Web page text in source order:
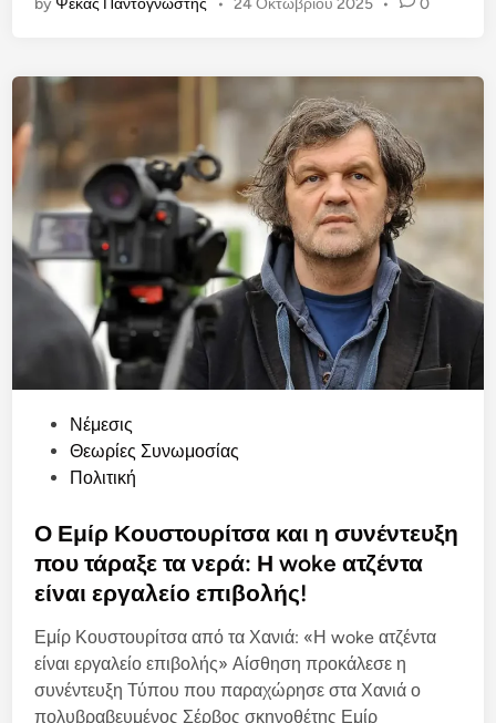
e
d
Νέμεσις
Θεωρίες Συνωμοσίας
Πολιτική
Ο Εμίρ Κουστουρίτσα και η συνέντευξη
που τάραξε τα νερά: Η woke ατζέντα
είναι εργαλείο επιβολής!
Εμίρ Κουστουρίτσα από τα Χανιά: «Η woke ατζέντα
είναι εργαλείο επιβολής» Αίσθηση προκάλεσε η
συνέντευξη Τύπου που παραχώρησε στα Χανιά ο
πολυβραβευμένος Σέρβος σκηνοθέτης Εμίρ